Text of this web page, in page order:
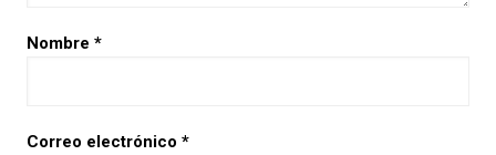
Nombre *
Correo electrónico *